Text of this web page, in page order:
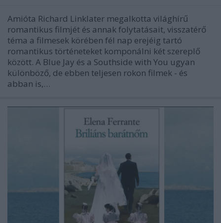
Amióta Richard Linklater megalkotta világhírű
romantikus filmjét és annak folytatásait, visszatérő
téma a filmesek körében fél nap erejéig tartó
romantikus történeteket komponálni két szereplő
között. A Blue Jay és a Southside with You ugyan
különböző, de ebben teljesen rokon filmek - és
abban is,…